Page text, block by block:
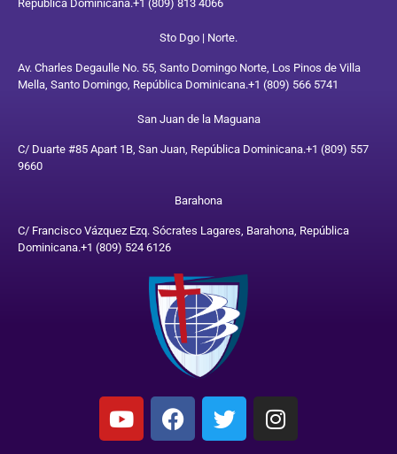
República Dominicana.+1 (809) 813 4066
Sto Dgo | Norte.
Av. Charles Degaulle No. 55, Santo Domingo Norte, Los Pinos de Villa
Mella, Santo Domingo, República Dominicana.+1 (809) 566 5741
San Juan de la Maguana
C/ Duarte #85 Apart 1B, San Juan, República Dominicana.+1 (809) 557
9660
Barahona
C/ Francisco Vázquez Ezq. Sócrates Lagares, Barahona, República
Dominicana.+1 (809) 524 6126